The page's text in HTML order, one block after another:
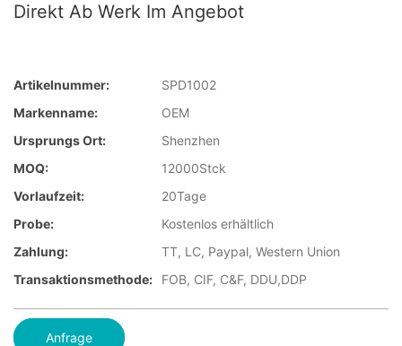
Direkt Ab Werk Im Angebot
Artikelnummer:
SPD1002
Markenname:
OEM
Ursprungs Ort:
Shenzhen
MOQ:
12000Stck
Vorlaufzeit:
20Tage
Probe:
Kostenlos erhältlich
Zahlung:
TT, LC, Paypal, Western Union
Transaktionsmethode:
FOB, CIF, C&F, DDU,DDP
Anfrage